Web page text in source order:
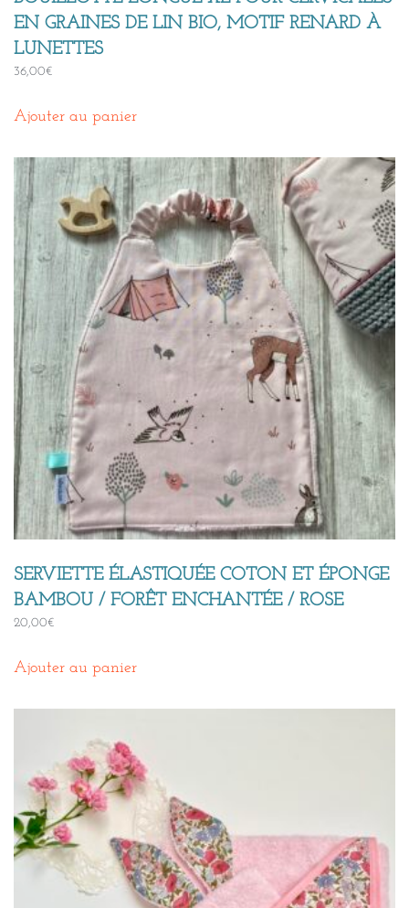
EN GRAINES DE LIN BIO, MOTIF RENARD À
LUNETTES
36,00€
Ajouter au panier
SERVIETTE ÉLASTIQUÉE COTON ET ÉPONGE
BAMBOU / FORÊT ENCHANTÉE / ROSE
20,00€
Ajouter au panier